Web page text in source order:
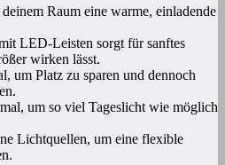
Raum eine warme, einladende
LED-Leisten sorgt für sanftes
wirken lässt.
um Platz zu sparen und dennoch
um so viel Tageslicht wie möglich
Lichtquellen, um eine flexible